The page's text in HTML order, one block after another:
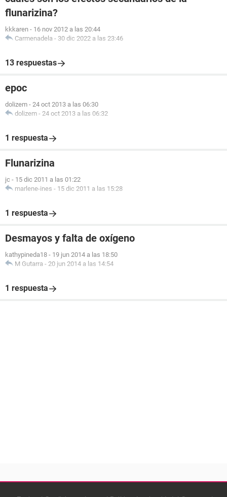
flunarizina?
kkkaren - 16 nov 2012 a las 20:44
Carmenadela - 30 dic 2022 a las 23:46
13 respuestas
epoc
dolizem - 24 oct 2013 a las 06:30
dolizem - 24 oct 2013 a las 06:32
1 respuesta
Flunarizina
jc - 15 dic 2011 a las 01:22
marlene-ines - 15 dic 2011 a las 15:28
1 respuesta
Desmayos y falta de oxígeno
kathypineda18 - 19 jun 2014 a las 18:50
M Gutarra - 20 jun 2014 a las 14:54
1 respuesta